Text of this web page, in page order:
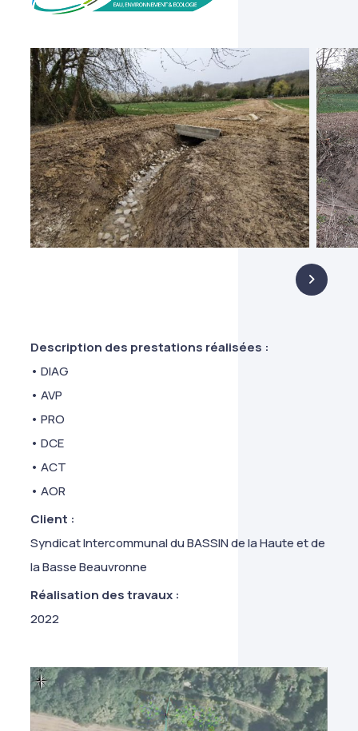
Description des prestations réalisées :
• DIAG
• AVP
• PRO
• DCE
• ACT
• AOR
Client :
Syndicat Intercommunal du BASSIN de la Haute et de
la Basse Beauvronne
Réalisation des travaux :
2022